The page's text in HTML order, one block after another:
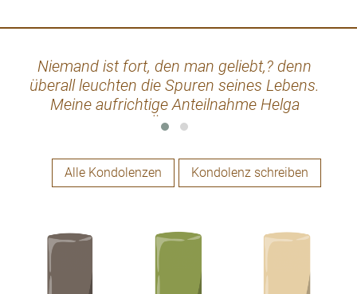
Niemand ist fort, den man geliebt,? denn
überall leuchten die Spuren seines Lebens.
Meine aufrichtige Anteilnahme Helga
Öllinger
Alle Kondolenzen Kondolenz schreiben